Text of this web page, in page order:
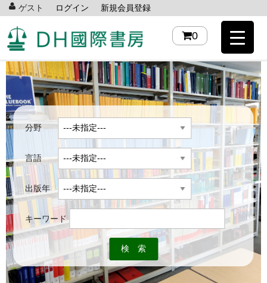
ゲスト ログイン 新規会員登録
0
分野
言語
出版年
キーワード